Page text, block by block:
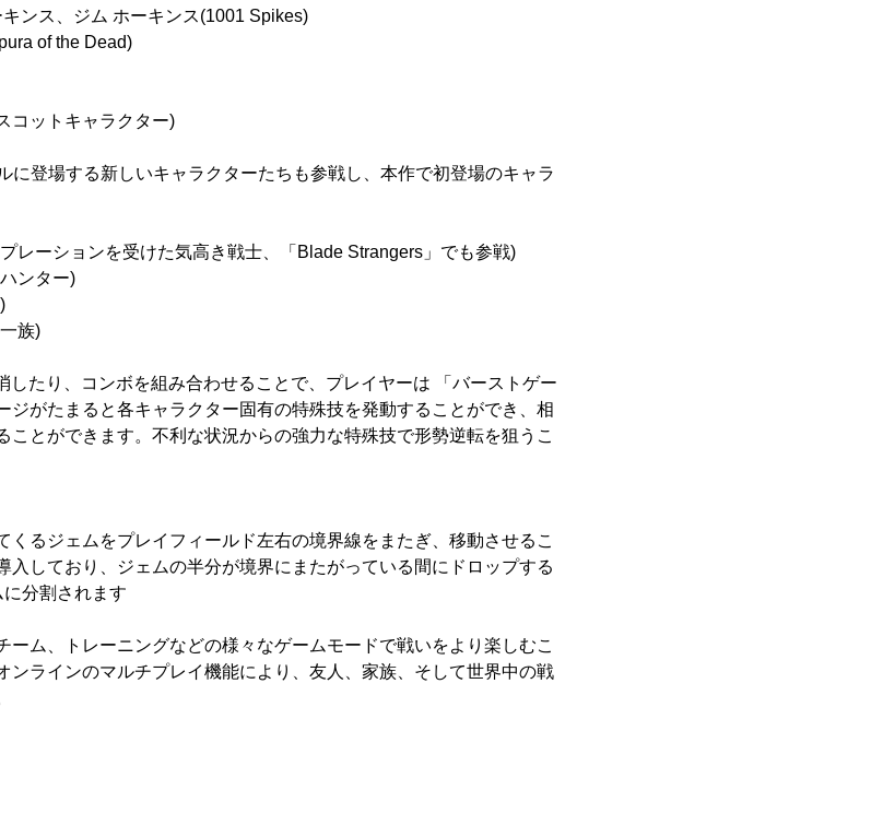
ンス、ジム ホーキンス(1001 Spikes)
of the Dead)
コットキャラクター)
に登場する新しいキャラクターたちも参戦し、本作で初登場のキャラ
レーションを受けた気高き戦士、「Blade Strangers」でも参戦)
ンター)
族)
したり、コンボを組み合わせることで、プレイヤーは 「バーストゲー
ジがたまると各キャラクター固有の特殊技を発動することができ、相
ことができます。不利な状況からの強力な特殊技で形勢逆転を狙うこ
くるジェムをプレイフィールド左右の境界線をまたぎ、移動させるこ
入しており、ジェムの半分が境界にまたがっている間にドロップする
分割されます
ーム、トレーニングなどの様々なゲームモードで戦いをより楽しむこ
ンラインのマルチプレイ機能により、友人、家族、そして世界中の戦